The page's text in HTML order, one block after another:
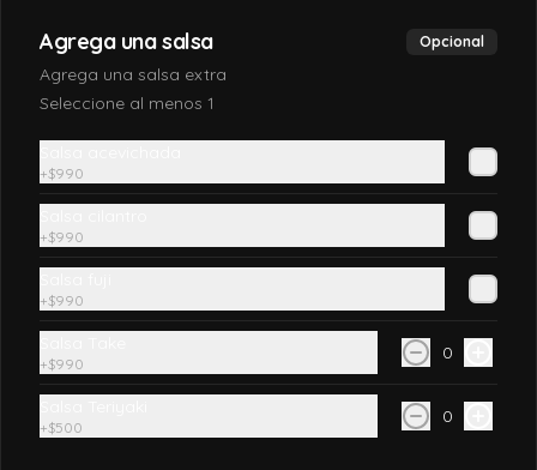
California ebi
en sésamo o ciboulette
$7.990
Pollo, queso crema, palta, envuelto en
sésamo o ciboulette.
Agrega una salsa Opcional
Agrega una salsa extra
Seleccione al menos 1
+$990
+$990
+$990
+$990
0
+$500
0